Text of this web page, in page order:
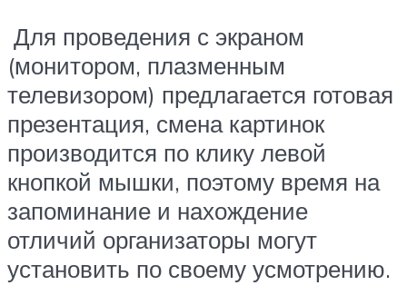
Для проведения с экраном
(монитором, плазменным
телевизором) предлагается готовая
презентация, смена картинок
производится по клику левой
кнопкой мышки, поэтому время на
запоминание и нахождение
отличий организаторы могут
установить по своему усмотрению.